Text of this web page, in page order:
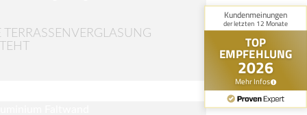
TERRASSENVERGLASUNG